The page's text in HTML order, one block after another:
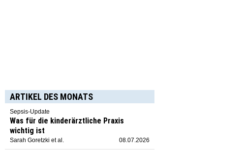
ARTIKEL DES MONATS
Sepsis-Update
Was für die kinderärztliche Praxis
wichtig ist
Sarah Goretzki et al. 08.07.2026